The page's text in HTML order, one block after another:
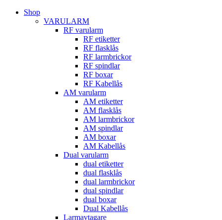
Shop
VARULARM
RF varularm
RF etiketter
RF flasklås
RF larmbrickor
RF spindlar
RF boxar
RF Kabellås
AM varularm
AM etiketter
AM flasklås
AM larmbrickor
AM spindlar
AM boxar
AM Kabellås
Dual varularm
dual etiketter
dual flasklås
dual larmbrickor
dual spindlar
dual boxar
Dual Kabellås
Larmavtagare